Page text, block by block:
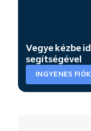
Vegye kézbe
segítségével
INGYENES